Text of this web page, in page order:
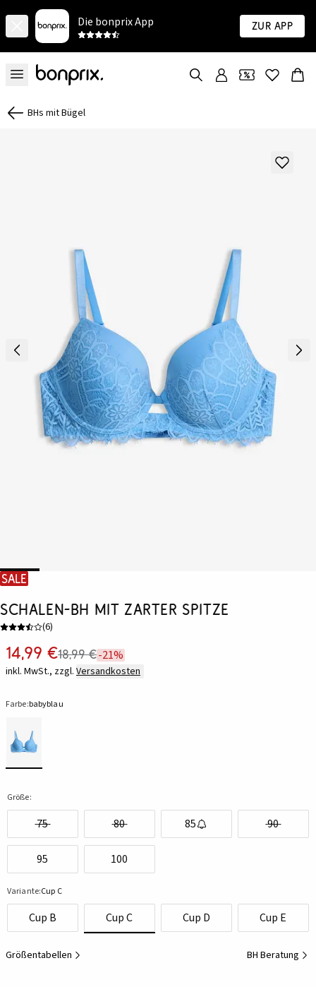
Die bonprix App Zur App
BHs mit Bügel
SALE
Schalen-BH mit zarter Spitze
(6)
14,99 €18,99 €-21%
inkl. MwSt., zzgl. Versandkosten
Farbe:babyblau
Größe:
75 80 85 90
95 100
Variante:Cup C
Cup B Cup C Cup D Cup E
Größentabellen BH Beratung